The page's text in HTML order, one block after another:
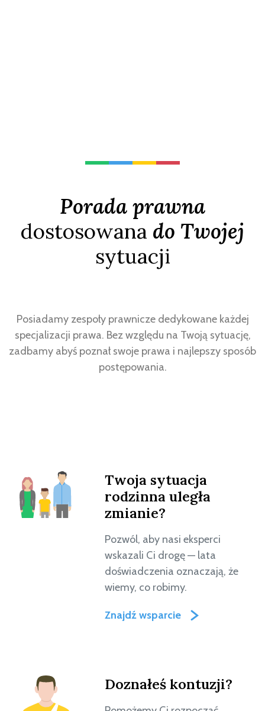
Porada prawna
dostosowana do Twojej
sytuacji
Posiadamy zespoły prawnicze dedykowane każdej
specjalizacji prawa. Bez względu na Twoją sytuację,
zadbamy abyś poznał swoje prawa i najlepszy sposób
postępowania.
Twoja sytuacja
rodzinna uległa
zmianie?
Pozwól, aby nasi eksperci
wskazali Ci drogę — lata
doświadczenia oznaczają, że
wiemy, co robimy.
Znajdź wsparcie
Doznałeś kontuzji?